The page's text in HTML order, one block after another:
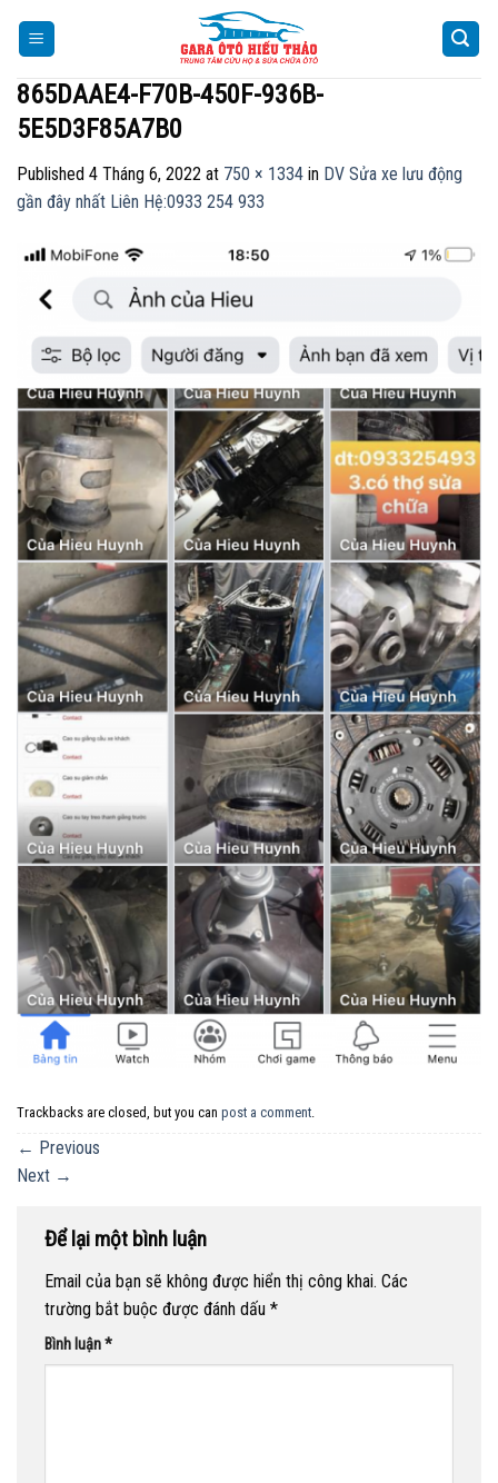
865DAAE4-F70B-450F-936B-
5E5D3F85A7B0
Published 4 Tháng 6, 2022 at 750 × 1334 in DV Sửa xe lưu động
gần đây nhất Liên Hệ:0933 254 933
Trackbacks are closed, but you can post a comment.
← Previous
Next →
Để lại một bình luận
Email của bạn sẽ không được hiển thị công khai. Các
trường bắt buộc được đánh dấu *
Bình luận*